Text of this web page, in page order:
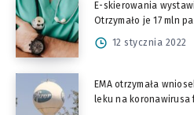
E-skierowania
Otrzymało je 17 mln
12 stycznia 2022
EMA otrzymała
leku na koronawirusa